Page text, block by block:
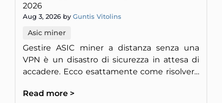
2026
Aug 3, 2026 by Guntis Vitolins
Asic miner
Gestire ASIC miner a distanza senza una
VPN è un disastro di sicurezza in attesa di
accadere. Ecco esattamente come risolvere
Read more >